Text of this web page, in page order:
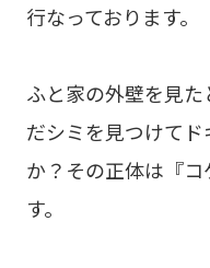
行なっております。
ふと家の外壁を見
だシミを見つけて
か？その正体は『
す。